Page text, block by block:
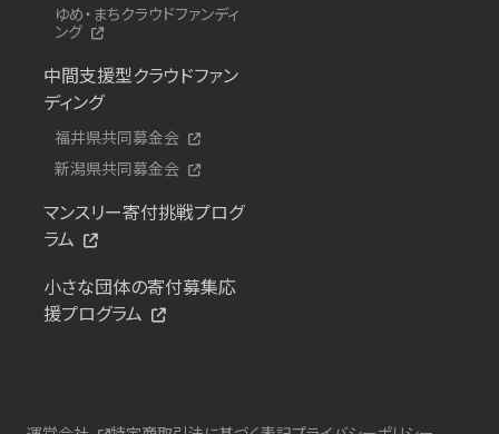
ゆめ・まちクラウドファンディ
ング
中間支援型クラウドファン
ディング
福井県共同募金会
新潟県共同募金会
マンスリー寄付挑戦プログ
ラム
小さな団体の寄付募集応
援プログラム